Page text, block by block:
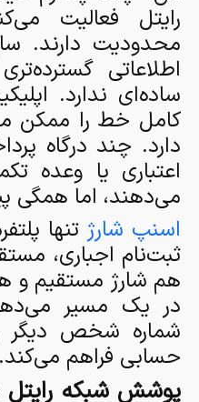
رایتل فعالیت
محدودیت دارند.
اطلاعاتی
ساده‌ای ندارد.
کامل خط را ممکن
دارد. چند درگاه
می‌دهند، اما همگی
اسنپ شارژ تنها
ثبت‌نام اجباری،
هم شارژ مستقیم و
در یک مسیر
شماره شخص دیگر
حسابی فراهم می‌کند.
پوشش شبکه رایتل